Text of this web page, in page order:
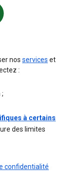
nos services et
:
;
à certains
des limites
confidentialité